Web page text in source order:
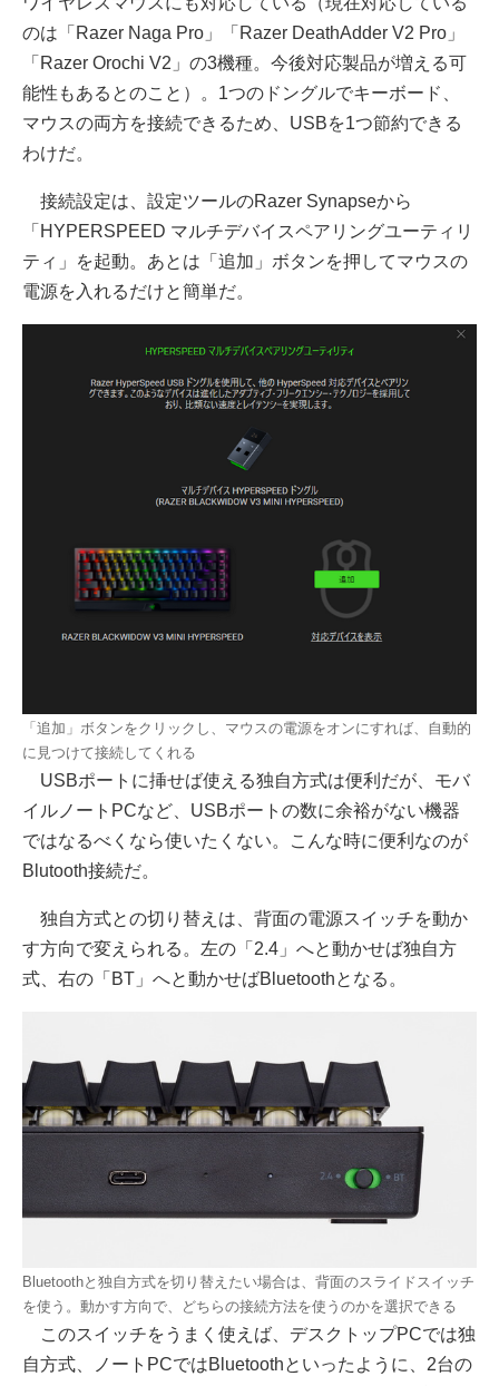
のは「Razer Naga Pro」「Razer DeathAdder V2 Pro」
「Razer Orochi V2」の3機種。今後対応製品が増える可
能性もあるとのこと）。1つのドングルでキーボード、
マウスの両方を接続できるため、USBを1つ節約できる
わけだ。
接続設定は、設定ツールのRazer Synapseから
「HYPERSPEED マルチデバイスペアリングユーティリ
ティ」を起動。あとは「追加」ボタンを押してマウスの
電源を入れるだけと簡単だ。
「追加」ボタンをクリックし、マウスの電源をオンにすれば、自動的
に見つけて接続してくれる
USBポートに挿せば使える独自方式は便利だが、モバ
イルノートPCなど、USBポートの数に余裕がない機器
ではなるべくなら使いたくない。こんな時に便利なのが
Blutooth接続だ。
独自方式との切り替えは、背面の電源スイッチを動か
す方向で変えられる。左の「2.4」へと動かせば独自方
式、右の「BT」へと動かせばBluetoothとなる。
Bluetoothと独自方式を切り替えたい場合は、背面のスライドスイッチ
を使う。動かす方向で、どちらの接続方法を使うのかを選択できる
このスイッチをうまく使えば、デスクトップPCでは独
自方式、ノートPCではBluetoothといったように、2台の